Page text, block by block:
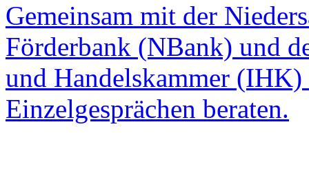
Gemeinsam mit der
Förderbank (NBank) und
und Handelskammer
Einzelgesprächen beraten.